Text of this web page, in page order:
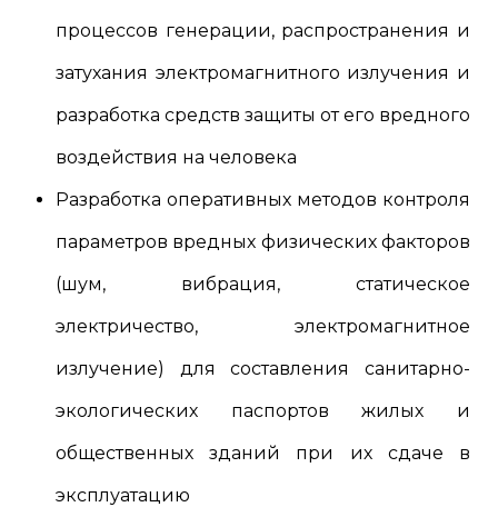
процессов генерации, распространения и
затухания электромагнитного излучения и
разработка средств защиты от его вредного
воздействия на человека
Разработка оперативных методов контроля
параметров вредных физических факторов
(шум, вибрация, статическое
электричество, электромагнитное
излучение) для составления санитарно-
экологических паспортов жилых и
общественных зданий при их сдаче в
эксплуатацию